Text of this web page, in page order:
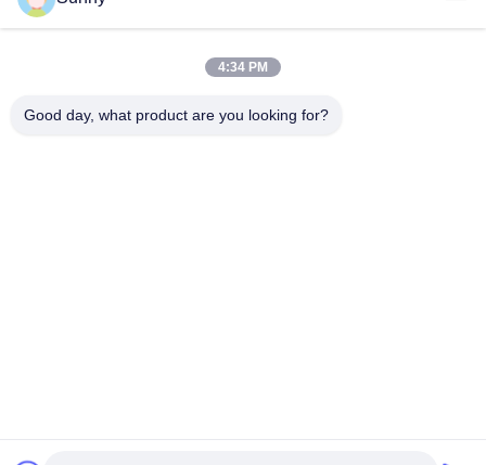
Pneumatically Driven
Machine
4:34 PM
Good day, what product are you looking for?